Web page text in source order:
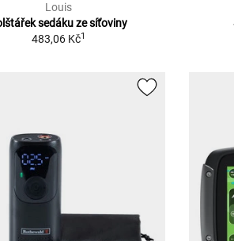
Louis
sedáku ze síťoviny
483,06 Kč1